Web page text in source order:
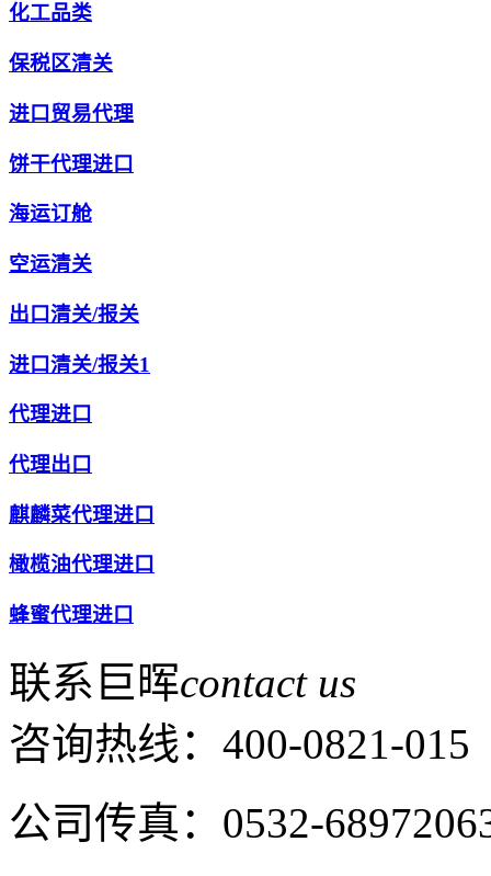
化工品类
保税区清关
进口贸易代理
饼干代理进口
海运订舱
空运清关
出口清关/报关
进口清关/报关1
代理进口
代理出口
麒麟菜代理进口
橄榄油代理进口
蜂蜜代理进口
联系巨晖contact us
咨询热线： 400-0821-015
公司传真：0532-